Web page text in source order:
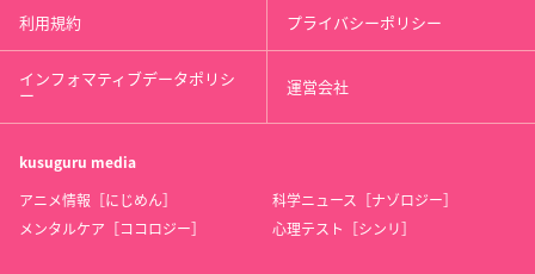
利用規約 プライバシーポリシー
インフォマティブデータポリシ
ー 運営会社
kusuguru media
アニメ情報［にじめん］
科学ニュース［ナゾロジー］
メンタルケア［ココロジー］
心理テスト［シンリ］